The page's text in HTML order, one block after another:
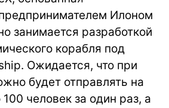
Илоном
занимается разработкой
корабля под
Ожидается, что при
будет отправлять на
человек за один раз, а